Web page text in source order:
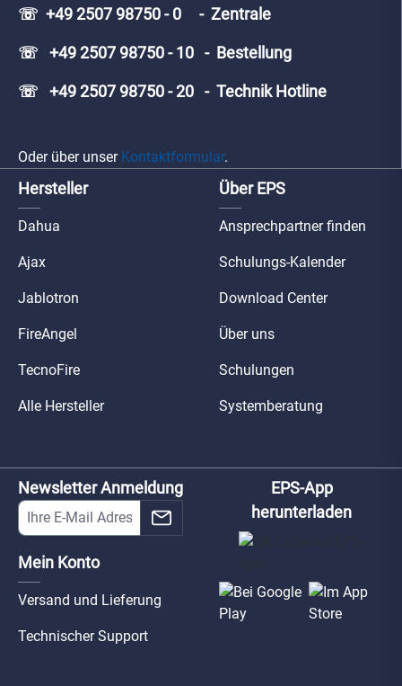
☏ +49 2507 98750 - 0 - Zentrale
☏ +49 2507 98750 - 10 - Bestellung
☏ +49 2507 98750 - 20 - Technik Hotline
Oder über unser Kontaktformular.
Hersteller
Dahua
Ajax
Jablotron
FireAngel
TecnoFire
Alle Hersteller
Über EPS
Ansprechpartner finden
Schulungs-Kalender
Download Center
Über uns
Schulungen
Systemberatung
Newsletter Anmeldung
Mein Konto
Versand und Lieferung
Technischer Support
EPS-App
herunterladen